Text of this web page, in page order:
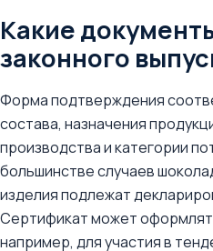
Какие
законного
Форма подтверждения
состава, назначения
производства и категории
большинстве случаев
изделия подлежат
Сертификат может
например, для участия в